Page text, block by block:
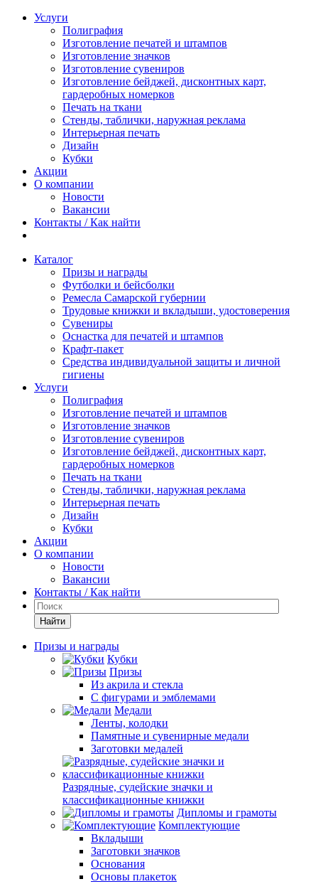
Услуги
Полиграфия
Изготовление печатей и штампов
Изготовление значков
Изготовление сувениров
Изготовление бейджей, дисконтных карт,
гардеробных номерков
Печать на ткани
Стенды, таблички, наружная реклама
Интерьерная печать
Дизайн
Кубки
Акции
О компании
Новости
Вакансии
Контакты / Как найти
Каталог
Призы и награды
Футболки и бейсболки
Ремесла Самарской губернии
Трудовые книжки и вкладыши, удостоверения
Сувениры
Оснастка для печатей и штампов
Крафт-пакет
Средства индивидуальной защиты и личной
гигиены
Услуги
Полиграфия
Изготовление печатей и штампов
Изготовление значков
Изготовление сувениров
Изготовление бейджей, дисконтных карт,
гардеробных номерков
Печать на ткани
Стенды, таблички, наружная реклама
Интерьерная печать
Дизайн
Кубки
Акции
О компании
Новости
Вакансии
Контакты / Как найти
Найти
Призы и награды
Кубки
Призы
Из акрила и стекла
С фигурами и эмблемами
Медали
Ленты, колодки
Памятные и сувенирные медали
Заготовки медалей
Разрядные, судейские значки и
классификационные книжки
Дипломы и грамоты
Комплектующие
Вкладыши
Заготовки значков
Основания
Основы плакеток